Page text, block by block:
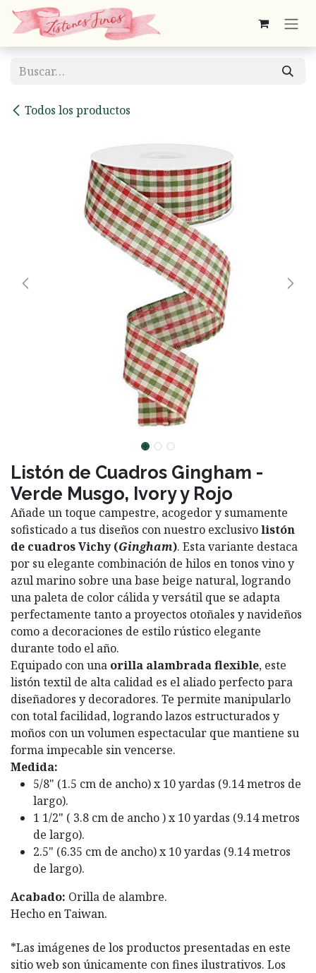
Ir al contenido
Todos los productos
Listón de Cuadros Gingham -
Verde Musgo, Ivory y Rojo
Añade un toque campestre, acogedor y sumamente
sofisticado a tus diseños con nuestro exclusivolistón
de cuadros Vichy (Gingham). Esta variante destaca
por su elegante combinación de hilos en tonos vino y
azul marino sobre una base beige natural, logrando
una paleta de color cálida y versátil que se adapta
perfectamente tanto a proyectos otoñales y navideños
como a decoraciones de estilo rústico elegante
durante todo el año.
Equipado con una orilla alambrada flexible, este
listón textil de alta calidad es el aliado perfecto para
diseñadores y decoradores. Te permite manipularlo
con total facilidad, logrando lazos estructurados y
moños con un volumen espectacular que mantiene su
forma impecable sin vencerse.
Medida:
5/8" (1.5 cm de ancho) x 10 yardas (9.14 metros de
largo).
1 1/2" ( 3.8 cm de ancho ) x 10 yardas (9.14 metros
de largo).
2.5" (6.35 cm de ancho) x 10 yardas (9.14 metros
de largo).
Acabado: Orilla de alambre.
Hecho en Taiwan.
*Las imágenes de los productos presentadas en este
sitio web son únicamente con fines ilustrativos. Los